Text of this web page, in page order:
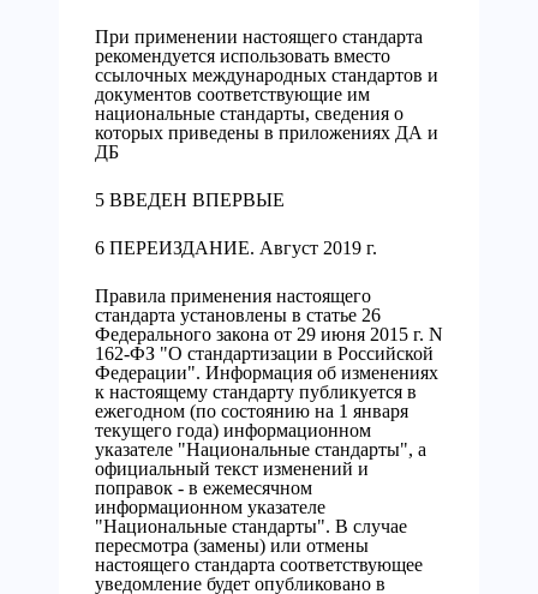
При применении настоящего стандарта
рекомендуется использовать вместо
ссылочных международных стандартов и
документов соответствующие им
национальные стандарты, сведения о
которых приведены в приложениях ДА и
ДБ
5 ВВЕДЕН ВПЕРВЫЕ
6 ПЕРЕИЗДАНИЕ. Август 2019 г.
Правила применения настоящего
стандарта установлены в статье 26
Федерального закона от 29 июня 2015 г. N
162-ФЗ "О стандартизации в Российской
Федерации". Информация об изменениях
к настоящему стандарту публикуется в
ежегодном (по состоянию на 1 января
текущего года) информационном
указателе "Национальные стандарты", а
официальный текст изменений и
поправок - в ежемесячном
информационном указателе
"Национальные стандарты". В случае
пересмотра (замены) или отмены
настоящего стандарта соответствующее
уведомление будет опубликовано в